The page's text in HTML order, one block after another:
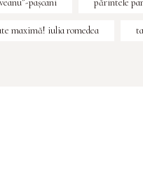
paşcani părintele
maximă! iulia romedea